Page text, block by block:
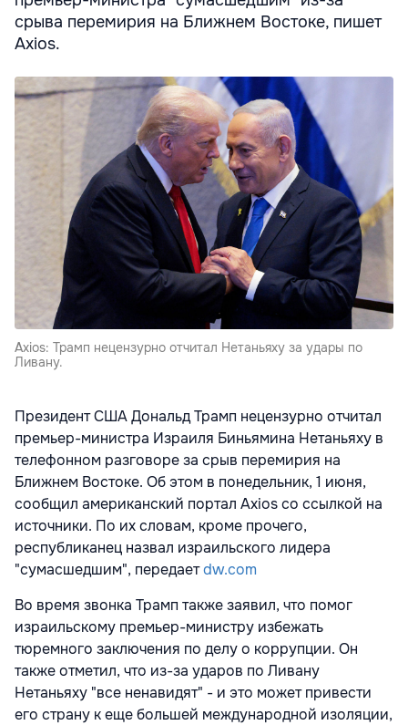
срыва перемирия на Ближнем Востоке, пишет
Axios.
Axios: Трамп нецензурно отчитал Нетаньяху за удары по
Ливану.
Президент США Дональд Трамп нецензурно отчитал
премьер-министра Израиля Биньямина Нетаньяху в
телефонном разговоре за срыв перемирия на
Ближнем Востоке. Об этом в понедельник, 1 июня,
сообщил американский портал Axios со ссылкой на
источники. По их словам, кроме прочего,
республиканец назвал израильского лидера
"сумасшедшим", передаетdw.com
Во время звонка Трамп также заявил, что помог
израильскому премьер-министру избежать
тюремного заключения по делу о коррупции. Он
также отметил, что из-за ударов по Ливану
Нетаньяху "все ненавидят" - и это может привести
его страну к еще большей международной изоляции,